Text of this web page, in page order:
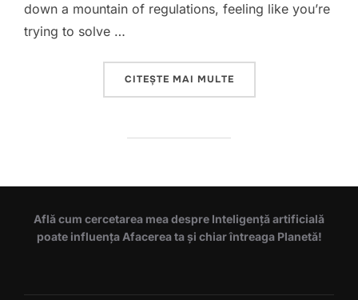
down a mountain of regulations, feeling like you’re
trying to solve …
CITEȘTE MAI MULTE„ESG COMPLIANCE”
Află cum cercetarea mea despre Inteligență artificială
poate influența Afacerea ta și chiar întreaga Planetă!